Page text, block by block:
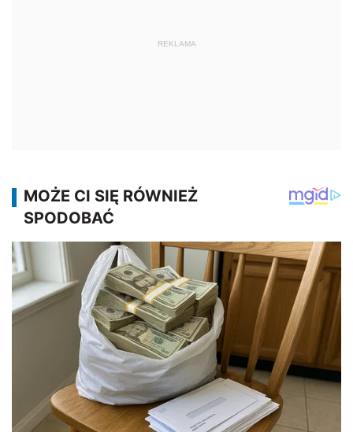
REKLAMA